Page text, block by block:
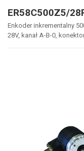
ER58C500Z5/
Enkoder inkrementalny
28V, kanał A-B-0,